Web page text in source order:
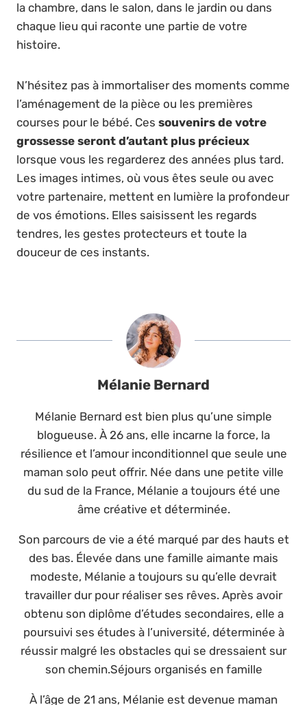
la chambre, dans le salon, dans le jardin ou dans
chaque lieu qui raconte une partie de votre
histoire.
N’hésitez pas à immortaliser des moments comme
l’aménagement de la pièce ou les premières
courses pour le bébé. Ces souvenirs de votre
grossesse seront d’autant plus précieux
lorsque vous les regarderez des années plus tard.
Les images intimes, où vous êtes seule ou avec
votre partenaire, mettent en lumière la profondeur
de vos émotions. Elles saisissent les regards
tendres, les gestes protecteurs et toute la
douceur de ces instants.
Mélanie Bernard
Mélanie Bernard est bien plus qu’une simple
blogueuse. À 26 ans, elle incarne la force, la
résilience et l’amour inconditionnel que seule une
maman solo peut offrir. Née dans une petite ville
du sud de la France, Mélanie a toujours été une
âme créative et déterminée.
Son parcours de vie a été marqué par des hauts et
des bas. Élevée dans une famille aimante mais
modeste, Mélanie a toujours su qu’elle devrait
travailler dur pour réaliser ses rêves. Après avoir
obtenu son diplôme d’études secondaires, elle a
poursuivi ses études à l’université, déterminée à
réussir malgré les obstacles qui se dressaient sur
son chemin.Séjours organisés en famille
À l’âge de 21 ans, Mélanie est devenue maman